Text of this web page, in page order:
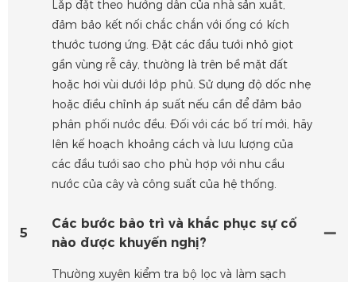
Lắp đặt theo hướng dẫn của nhà sản xuất,
đảm bảo kết nối chắc chắn với ống có kích
thước tương ứng. Đặt các đầu tưới nhỏ giọt
gần vùng rễ cây, thường là trên bề mặt đất
hoặc hơi vùi dưới lớp phủ. Sử dụng độ dốc nhẹ
hoặc điều chỉnh áp suất nếu cần để đảm bảo
phân phối nước đều. Đối với các bố trí mới, hãy
lên kế hoạch khoảng cách và lưu lượng của
các đầu tưới sao cho phù hợp với nhu cầu
nước của cây và công suất của hệ thống.
5
Các bước bảo trì và khắc phục sự cố
nào được khuyến nghị?
Thường xuyên kiểm tra bộ lọc và làm sạch